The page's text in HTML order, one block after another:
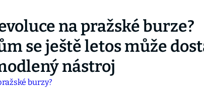
na pražské burze?
se ještě letos může
nástroj